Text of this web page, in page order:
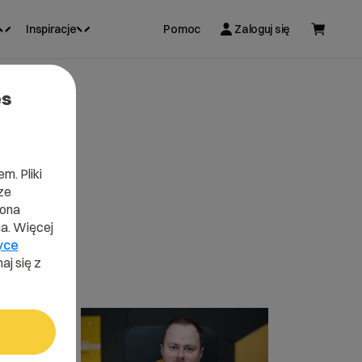
Inspiracje Pomoc Zaloguj się
Pliki
Więcej
się z